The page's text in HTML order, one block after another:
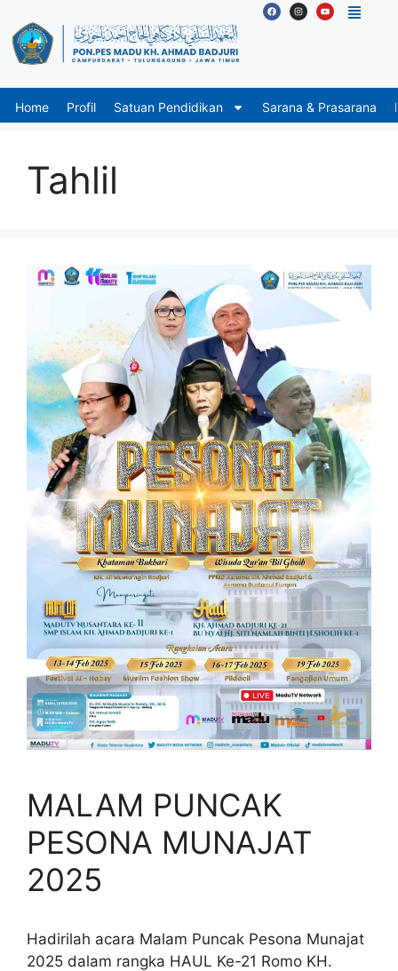
Home Profil Satuan Pendidikan Sarana & Prasarana
Tahlil
MALAM PUNCAK
PESONA MUNAJAT
2025
Hadirilah acara Malam Puncak Pesona Munajat
2025 dalam rangka HAUL Ke-21 Romo KH.